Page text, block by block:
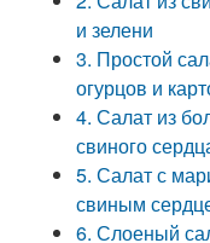
и зелени
3. Простой
огурцов и
4. Салат из
свиного
5. Салат с
свиным
6. Слоеный